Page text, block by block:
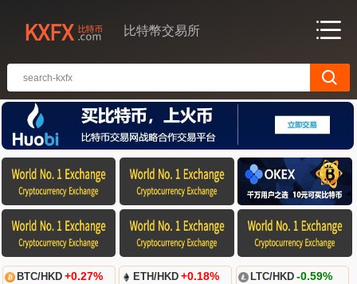
比特幣交易所
BTC/HKD +0.27% ETH/HKD +0.18% LTC/HKD -0.59%